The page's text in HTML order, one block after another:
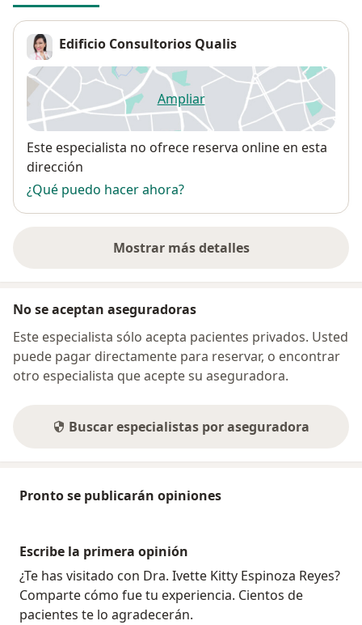
Edificio Consultorios Qualis
Ampliarse abre en una nueva
Disponibilidad
Este especialista no ofrece reserva online en esta
dirección
¿Qué puedo hacer ahora?
Mostrar más detalles
sobre la dirección
No se aceptan aseguradoras
Este especialista sólo acepta pacientes privados. Usted
puede pagar directamente para reservar, o encontrar
otro especialista que acepte su aseguradora.
Buscar especialistas por aseguradora
Pronto se publicarán opiniones
Escribe la primera opinión
¿Te has visitado con Dra. Ivette Kitty Espinoza Reyes?
Comparte cómo fue tu experiencia. Cientos de
pacientes te lo agradecerán.